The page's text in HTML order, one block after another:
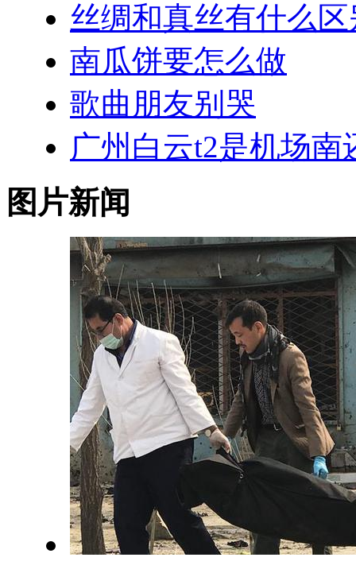
丝绸和真丝有什么区
南瓜饼要怎么做
歌曲朋友别哭
广州白云t2是机场南
图片新闻